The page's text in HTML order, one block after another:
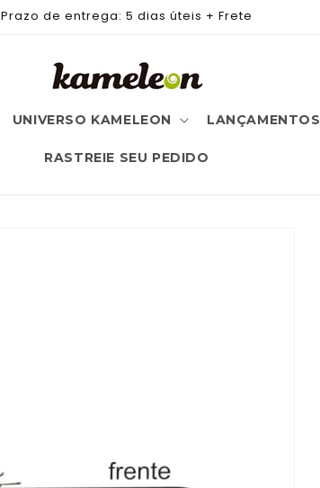
Prazo de entrega: 5 dias úteis + Frete
UNIVERSO KAMELEON LANÇAMENTOS
RASTREIE SEU PEDIDO